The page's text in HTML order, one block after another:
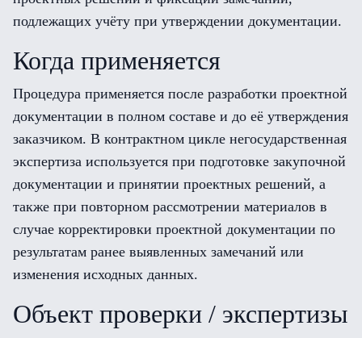
подлежащих учёту при утверждении документации.
Когда применяется
Процедура применяется после разработки проектной
документации в полном составе и до её утверждения
заказчиком. В контрактном цикле негосударственная
экспертиза используется при подготовке закупочной
документации и принятии проектных решений, а
также при повторном рассмотрении материалов в
случае корректировки проектной документации по
результатам ранее выявленных замечаний или
изменения исходных данных.
Объект проверки / экспертизы